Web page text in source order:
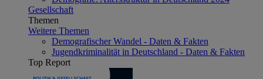
Gesellschaft
Themen
Weitere Themen
Demografischer Wandel - Daten & Fakten
Jugendkriminalität in Deutschland - Daten & Fakten
Top Report